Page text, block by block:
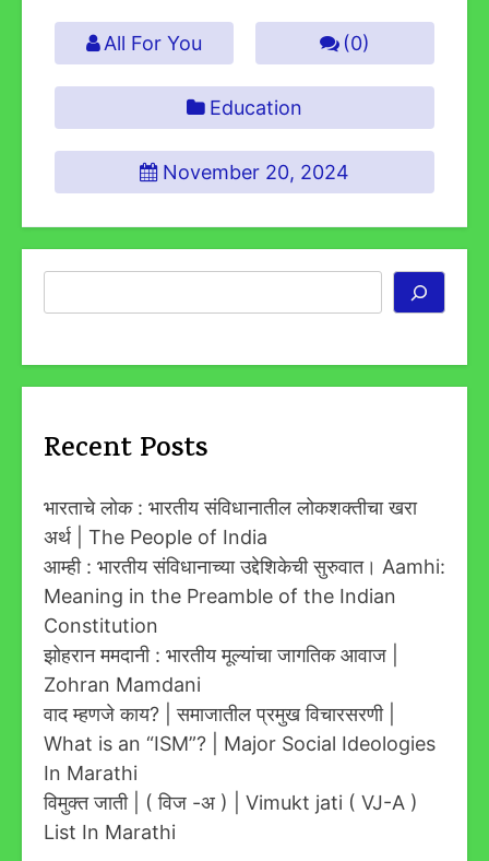
All For You (0)
Education
November 20, 2024
Recent Posts
भारताचे लोक : भारतीय संविधानातील लोकशक्तीचा खरा
अर्थ | The People of India
आम्ही : भारतीय संविधानाच्या उद्देशिकेची सुरुवात। Aamhi:
Meaning in the Preamble of the Indian
Constitution
झोहरान ममदानी : भारतीय मूल्यांचा जागतिक आवाज |
Zohran Mamdani
वाद म्हणजे काय? | समाजातील प्रमुख विचारसरणी |
What is an “ISM”? | Major Social Ideologies
In Marathi
विमुक्त जाती | ( विज -अ ) | Vimukt jati ( VJ-A )
List In Marathi